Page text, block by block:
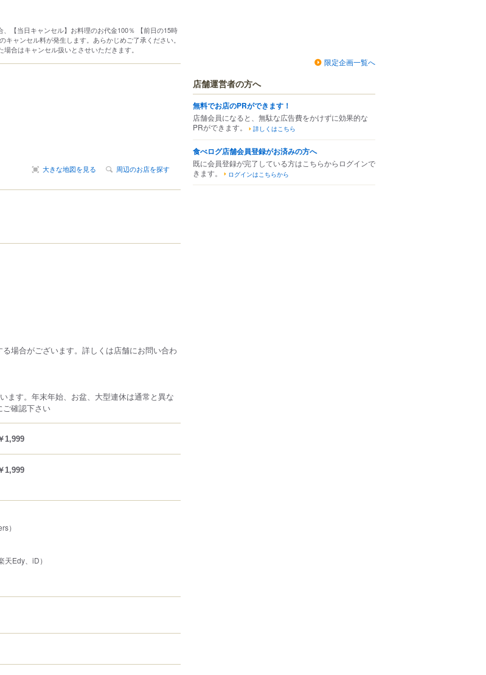
【当日キャンセル】お料理のお代金100％ 【前日の15時
ャンセル料が発生します。あらかじめご了承ください。
合はキャンセル扱いとさせいただきます。
大きな地図を見る 周辺のお店を探す
場合がございます。詳しくは店舗にお問い合わ
ます。年末年始、お盆、大型連休は通常と異な
ご確認下さい
1,999
1,999
）
天Edy、iD）
限定企画一覧へ
店舗運営者の方へ
無料でお店のPRができます！
店舗会員になると、無駄な広告費をかけずに効果的な
PRができます。
詳しくはこちら
食べログ店舗会員登録がお済みの方へ
既に会員登録が完了している方はこちらからログインで
きます。
ログインはこちらから